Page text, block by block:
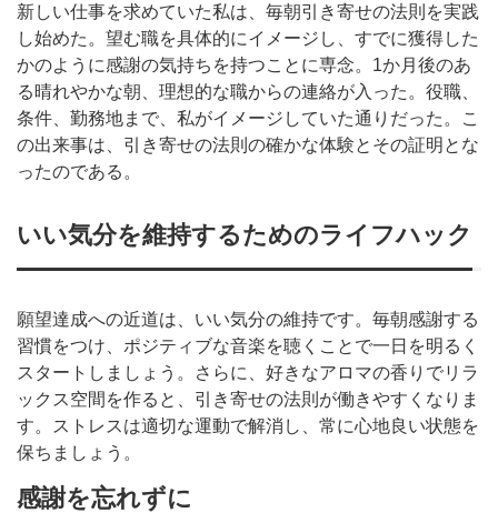
新しい仕事を求めていた私は、毎朝引き寄せの法則を実践
し始めた。望む職を具体的にイメージし、すでに獲得した
かのように感謝の気持ちを持つことに専念。1か月後のあ
る晴れやかな朝、理想的な職からの連絡が入った。役職、
条件、勤務地まで、私がイメージしていた通りだった。こ
の出来事は、引き寄せの法則の確かな体験とその証明とな
ったのである。
いい気分を維持するためのライフハック
願望達成への近道は、いい気分の維持です。毎朝感謝する
習慣をつけ、ポジティブな音楽を聴くことで一日を明るく
スタートしましょう。さらに、好きなアロマの香りでリラ
ックス空間を作ると、引き寄せの法則が働きやすくなりま
す。ストレスは適切な運動で解消し、常に心地良い状態を
保ちましょう。
感謝を忘れずに